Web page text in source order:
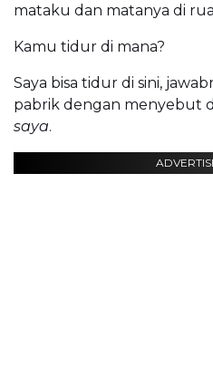
mataku dan matanya di
Kamu tidur di mana?
Saya bisa tidur di sini,
pabrik dengan menyebut
saya.